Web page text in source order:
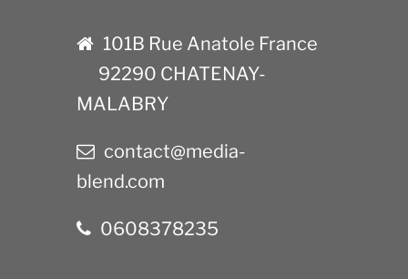
101B Rue Anatole France
92290 CHATENAY-
MALABRY
contact@media-
blend.com
0608378235